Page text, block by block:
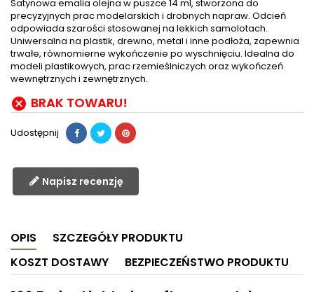
Satynowa emalia olejna w puszce 14 ml, stworzona do
precyzyjnych prac modelarskich i drobnych napraw. Odcień
odpowiada szarości stosowanej na lekkich samolotach.
Uniwersalna na plastik, drewno, metal i inne podłoża, zapewnia
trwałe, równomierne wykończenie po wyschnięciu. Idealna do
modeli plastikowych, prac rzemieślniczych oraz wykończeń
wewnętrznych i zewnętrznych.
 BRAK TOWARU!
Udostępnij
Napisz recenzję
OPIS
SZCZEGÓŁY PRODUKTU
KOSZT DOSTAWY
BEZPIECZEŃSTWO PRODUKTU